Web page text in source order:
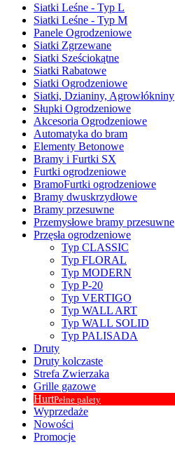
Siatki Leśne - Typ L
Siatki Leśne - Typ M
Panele Ogrodzeniowe
Siatki Zgrzewane
Siatki Sześciokątne
Siatki Rabatowe
Siatki Ogrodzeniowe
Siatki, Dzianiny, Agrowłókniny
Słupki Ogrodzeniowe
Akcesoria Ogrodzeniowe
Automatyka do bram
Elementy Betonowe
Bramy i Furtki SX
Furtki ogrodzeniowe
BramoFurtki ogrodzeniowe
Bramy dwuskrzydłowe
Bramy przesuwne
Przemysłowe bramy przesuwne
Przęsła ogrodzeniowe
Typ CLASSIC
Typ FLORAL
Typ MODERN
Typ P-20
Typ VERTIGO
Typ WALL ART
Typ WALL SOLID
Typ PALISADA
Druty
Druty kolczaste
Strefa Zwierzaka
Grille gazowe
HurtPełne palety
Wyprzedaże
Nowości
Promocje